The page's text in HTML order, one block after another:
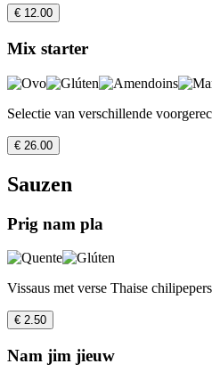
€ 12.00
Mix starter
Selectie van verschillende
€ 26.00
Sauzen
Prig nam pla
Vissaus met verse Thaise
€ 2.50
Nam jim jieuw